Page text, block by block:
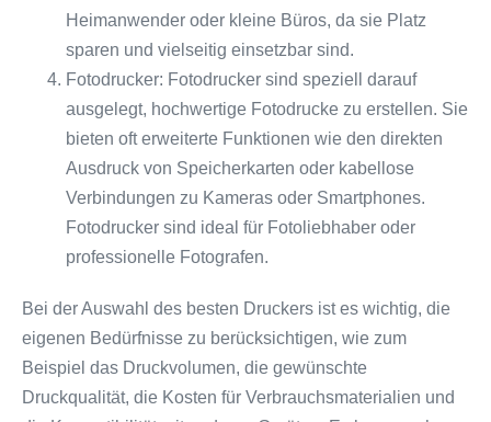
Heimanwender oder kleine Büros, da sie Platz
sparen und vielseitig einsetzbar sind.
Fotodrucker: Fotodrucker sind speziell darauf
ausgelegt, hochwertige Fotodrucke zu erstellen. Sie
bieten oft erweiterte Funktionen wie den direkten
Ausdruck von Speicherkarten oder kabellose
Verbindungen zu Kameras oder Smartphones.
Fotodrucker sind ideal für Fotoliebhaber oder
professionelle Fotografen.
Bei der Auswahl des besten Druckers ist es wichtig, die
eigenen Bedürfnisse zu berücksichtigen, wie zum
Beispiel das Druckvolumen, die gewünschte
Druckqualität, die Kosten für Verbrauchsmaterialien und